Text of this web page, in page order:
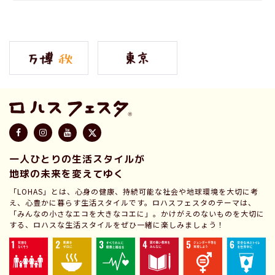
一人ひとりの生活スタイルが
地球の未来を変えてゆく
「LOHAS」とは、心身の健康、持続可能な社会や地球環境を大切に考
え、心豊かに暮らす生活スタイルです。ロハスフェスタのテーマは、
「みんなの小さなエコを大きなコエに」。かけがえのないものを大切に
する、ロハスな生活スタイルをぜひ一緒に楽しみましょう！